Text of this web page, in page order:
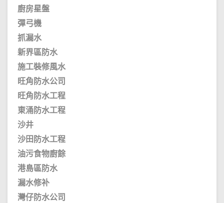
廚房星盤
彈弓機
抓漏水
新界區防水
施工裝修風水
旺角防水公司
旺角防水工程
東涌防水工程
沙井
沙田防水工程
油污食物廚餘
港島區防水
漏水修补
灣仔防水公司